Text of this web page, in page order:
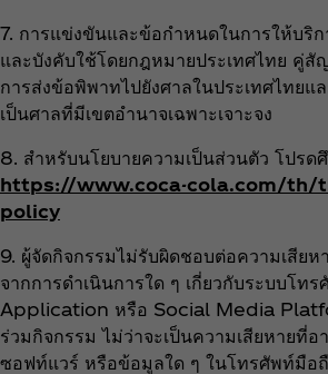
7. การแข่งขันและข้อกำหนดในการให้บริ
และบังคับใช้โดยกฎหมายประเทศไทย คู่สั
การส่งข้อพิพาทไปยังศาลในประเทศไทยแ
เป็นศาลที่มีเขตอำนาจเฉพาะเจาะจง
8. สำหรับนโยบายความเป็นส่วนตัว โปรด
https://www.coca-cola.com/
policy
9. ผู้จัดกิจกรรมไม่รับผิดชอบต่อความเสียห
จากการดำเนินการใด ๆ เกี่ยวกับระบบโท
Application หรือ Social Media
ร่วมกิจกรรม ไม่ว่าจะเป็นความเสียหายที่อ
ซอฟท์แวร์ หรือข้อมูลใด ๆ ในโทรศัพท์มือ